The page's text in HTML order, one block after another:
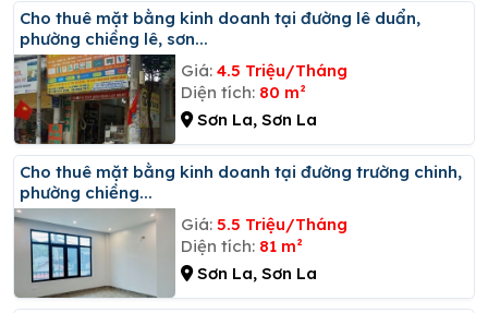
Cho thuê mặt bằng kinh doanh tại đường lê duẩn,
phường chiềng lê, sơn...
Giá: 4.5 Triệu/Tháng
Diện tích: 80 m²
Sơn La, Sơn La
Cho thuê mặt bằng kinh doanh tại đường trường chinh,
phường chiềng...
Giá: 5.5 Triệu/Tháng
Diện tích: 81 m²
Sơn La, Sơn La